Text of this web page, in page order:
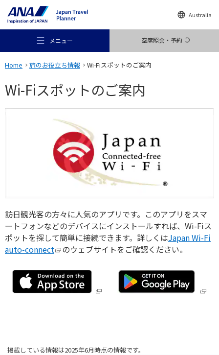
Australia
メニュー 空席照会・予約
おすすめの旅
旅のアイデア
旅のお役立ち情報
ANA サービス
閉じる
Home 旅のお役立ち情報 Wi-Fiスポットのご案内
Wi-Fiスポットのご案内
訪日観光客の方々に人気のアプリです。このアプリをスマ
ートフォンなどのデバイスにインストールすれば、Wi-Fiス
ポットを探して簡単に接続できます。詳しくはJapan Wi-Fi
auto-connect
のウェブサイトをご確認ください。
掲載している情報は2025年6月時点の情報です。